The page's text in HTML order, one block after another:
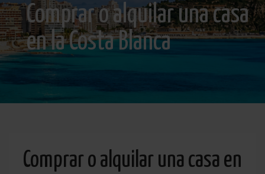
Comprar o alquilar una casa
en la Costa Blanca
Comprar o alquilar una casa en